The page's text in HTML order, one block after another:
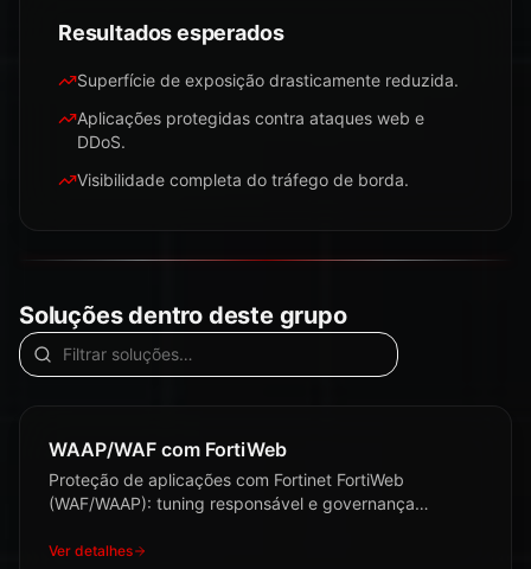
Resultados esperados
Superfície de exposição drasticamente reduzida.
Aplicações protegidas contra ataques web e
DDoS.
Visibilidade completa do tráfego de borda.
Soluções dentro deste grupo
WAAP/WAF com FortiWeb
Proteção de aplicações com Fortinet FortiWeb
(WAF/WAAP): tuning responsável e governança
Ver detalhes